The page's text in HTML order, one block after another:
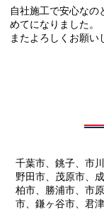
自社施工で安心なの
めてになりました。
またよろしくお願い
千葉市、銚子、市
野田市、茂原市、
柏市、勝浦市、市
市、鎌ヶ谷市、君